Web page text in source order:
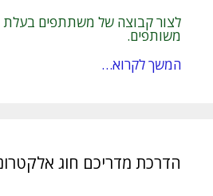
לצור קבוצה של משתתפים בעלת
משותפים.
המשך לקרוא…
הדרכת מדריכם חוג